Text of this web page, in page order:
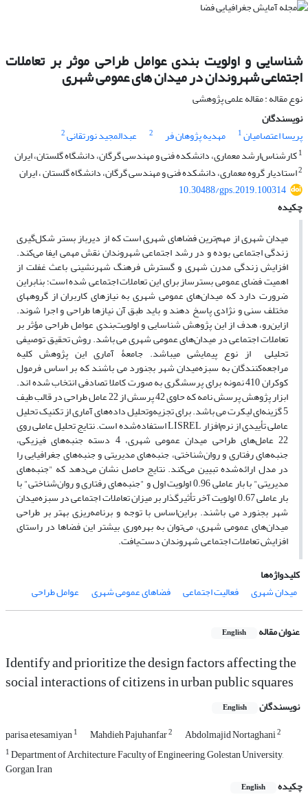
شناسایی و اولویت بندی عوامل طراحی موثر بر تعاملات
اجتماعی شهروندان در میدان های عمومی شهری
نوع مقاله : مقاله علمی پژوهشی
نویسندگان
پریسا اعتصامیان1 مهدیه پژوهان فر 2 عبدالمجید نورتقانی2
1کارشناس‌ارشد معماری، دانشکده فنی و مهندسی گرگان، دانشگاه گلستان، ایران
2استادیار گروه معماری، دانشکده فنی و مهندسی گرگان، دانشگاه گلستان ، ایران
10.30488/gps.2019.100314
چکیده
میدان شهری از مهم‌ترین فضاهای شهری است که از دیرباز بستر شکل‌گیری
زندگی اجتماعی بوده و در رشد اجتماعی شهروندان نقش مهمی ایفا می‌کند.
افزایش زندگی مدرن شهری و گسترش فرهنگ شهرنشینی باعث غفلت از
اهمیت فضای عمومی بسترساز برای این تعاملات اجتماعی شده است؛ بنابراین
ضرورت دارد که میدان‌های عمومی شهری به نیازهای کاربران از گروههای
مختلف سنی و نژادی پاسخ دهند و باید طبق آن نیازها طراحی و اجرا شوند.
ازاین‌رو، هدف از این پژوهش شناسایی و اولویت‌بندی عوامل طراحی مؤثر بر
تعاملات اجتماعی در میدان‌های عمومی شهری می باشد. روش تحقیق توصیفی
تحلیلی از نوع پیمایشی میباشد. جامعۀ آماری این پژوهش کلیه
مراجعه‌کنندگان به سبزه‌میدان شهر بجنورد می باشند که بر اساس فرمول
کوکران 410 نمونه برای پرسشگری به صورت کاملا تصادفی انتخاب شده اند.
ابزار پژوهش پرسش نامه که حاوی 42 پرسش از 22 عامل طراحی در قالب طیف
5 گزینه‌ای لیکرت می باشد. برای تجزیه‌وتحلیل داده‌های آماری از تکنیک تحلیل
عاملی تأییدی از نرم‌افزار LISREL استفاده‌شده است. نتایج تحلیل عاملی روی
22 عامل‌های طراحی میدان عمومی شهری، 4 دسته جنبه‌های فیزیکی،
جنبه‌های رفتاری و روان‌شناختی، جنبه‌های مدیریتی و جنبه‌های جغرافیایی را
در مدل ارائه‌شده تبیین می‌کند. نتایج حاصل نشان می‌دهد که "جنبه‌های
مدیریتی" با بار عاملی 0.96 اولویت اول و "جنبه‌های رفتاری و روان‌شناختی" با
بار عاملی 0.67 اولویت آخر تأثیرگذار بر میزان تعاملات اجتماعی در سبزه‌میدان
شهر بجنورد می باشند. براین‌اساس با توجه و برنامه‌ریزی بهتر بر طراحی
میدان‌های عمومی شهری، می‌توان به بهره‌وری بیشتر این فضاها در راستای
افزایش تعاملات اجتماعی شهروندان دست‌یافت.
کلیدواژه‌ها
میدان شهری
فعالیت اجتماعی فضاهای عمومی شهری عوامل طراحی
عنوان مقاله English
Identify and prioritize the design factors affecting the
social interactions of citizens in urban public squares
نویسندگان English
parisa etesamiyan1 Mahdieh Pajuhanfar2 Abdolmajid Nortaghani2
1Department of Architecture, Faculty of Engineering, Golestan University,
Gorgan, Iran
چکیده
English